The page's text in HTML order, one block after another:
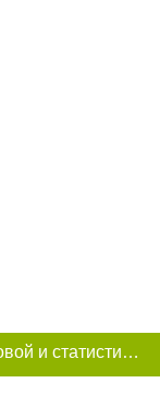
Этот сайт использует «cookies». Также сайт использует интернет-сервис для сбора технических данных касательно посетителей с целью получения маркетинговой и статистической информации. Условия обработки данных посетителей сайта см.